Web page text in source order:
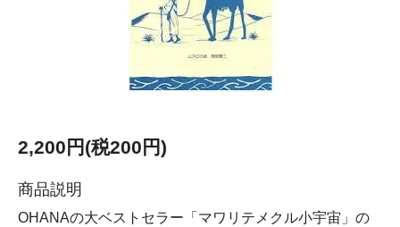
2,200円(税200円)
商品説明
OHANAの大ベストセラー「マワリテメクル小宇宙」の